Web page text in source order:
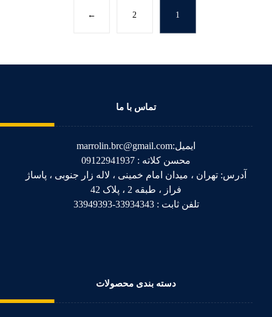
1
2
←
تماس با ما
ایمیل:marrolin.brc@gmail.com
محسن کلاته : 09122941937
آدرس: تهران ، میدان امام خمینی ، لاله زار جنوبی ، پاساژ
فراز ، طبقه 2 ، پلاک 42
تلفن ثابت : 33934343-33949393
دسته بندی محصولات